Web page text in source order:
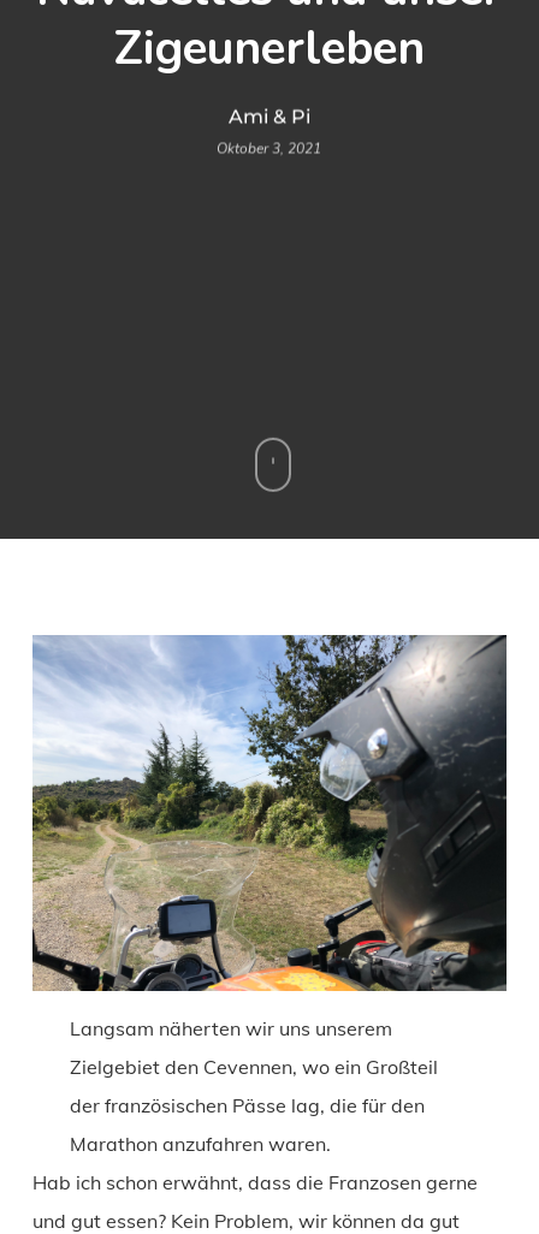
Zigeunerleben
Ami & Pi
Oktober 3, 2021
Langsam näherten wir uns unserem
Zielgebiet den Cevennen, wo ein Großteil
der französischen Pässe lag, die für den
Marathon anzufahren waren.
Hab ich schon erwähnt, dass die Franzosen gerne
und gut essen? Kein Problem, wir können da gut